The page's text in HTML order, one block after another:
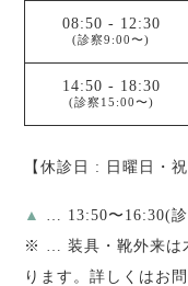
08:50 - 12:30
(診察9:00〜)
14:50 - 18:30
(診察15:00〜)
【休診日 : 日曜日・祝
▲
… 13:50〜16:30(
※ … 装具・靴外来は
ります。詳しくはお